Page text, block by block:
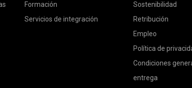
Formación
Servicios de integración
Sostenibilidad
Retribución
Empleo
Política de
Condiciones
entrega